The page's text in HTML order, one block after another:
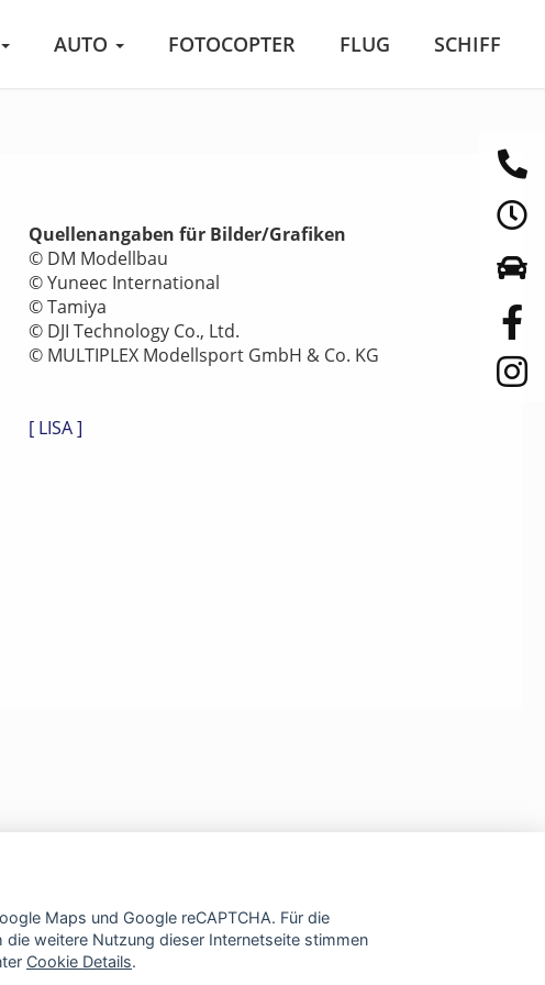
AUTO FOTOCOPTER FLUG SCHIFF
Quellenangaben für Bilder/Grafiken
© DM Modellbau
© Yuneec International
© Tamiya
© DJI Technology Co., Ltd.
© MULTIPLEX Modellsport GmbH & Co. KG
[ LISA ]
Maps und Google reCAPTCHA. Für die
weitere Nutzung dieser Internetseite stimmen
Cookie Details.